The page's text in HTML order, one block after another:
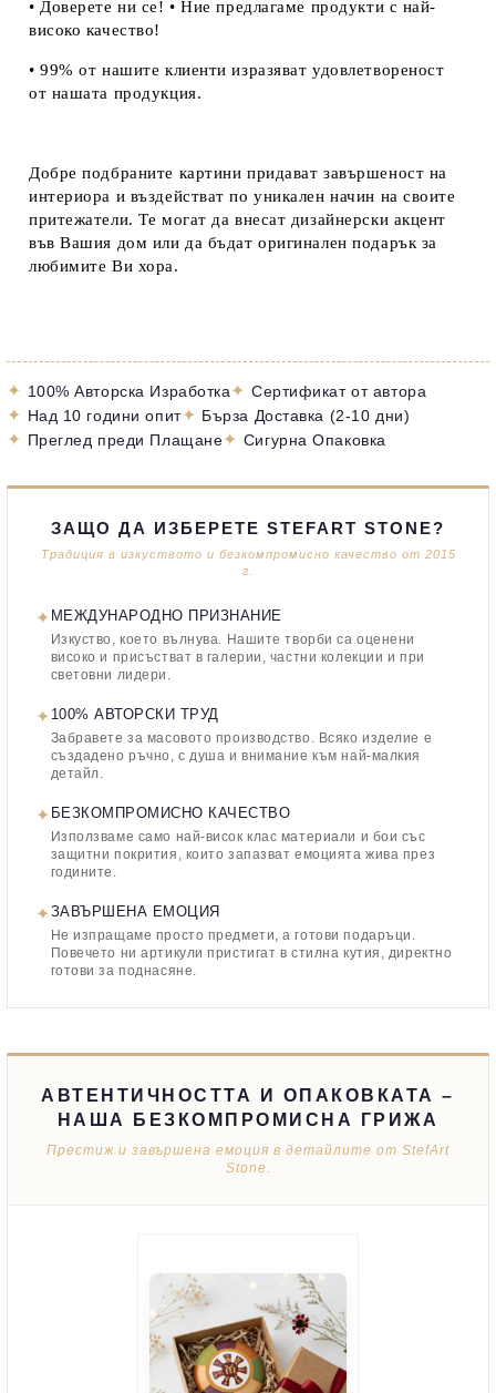
• Доверете ни се! • Ние предлагаме продукти с най-
високо качество!
• 99% от нашите клиенти изразяват удовлетвореност
от нашата продукция.
Добре подбраните картини придават завършеност на
интериора и въздействат по уникален начин на своите
притежатели. Те могат да внесат дизайнерски акцент
във Вашия дом или да бъдат оригинален подарък за
любимите Ви хора.
✦ 100% Авторска Изработка✦ Сертификат от автора
✦ Над 10 години опит✦ Бърза Доставка (2-10 дни)
✦ Преглед преди Плащане✦ Сигурна Опаковка
ЗАЩО ДА ИЗБЕРЕТЕ STEFART STONE?
Традиция в изкуството и безкомпромисно качество от 2015
г.
✦ МЕЖДУНАРОДНО ПРИЗНАНИЕ
Изкуство, което вълнува. Нашите творби са оценени
високо и присъстват в галерии, частни колекции и при
световни лидери.
✦ 100% АВТОРСКИ ТРУД
Забравете за масовото производство. Всяко изделие е
създадено ръчно, с душа и внимание към най-малкия
детайл.
✦ БЕЗКОМПРОМИСНО КАЧЕСТВО
Използваме само най-висок клас материали и бои със
защитни покрития, които запазват емоцията жива през
годините.
✦ЗАВЪРШЕНА ЕМОЦИЯ
Не изпращаме просто предмети, а готови подаръци.
Повечето ни артикули пристигат в стилна кутия, директно
готови за поднасяне.
АВТЕНТИЧНОСТТА И ОПАКОВКАТА –
НАША БЕЗКОМПРОМИСНА ГРИЖА
Престиж и завършена емоция в детайлите от StefArt
Stone.